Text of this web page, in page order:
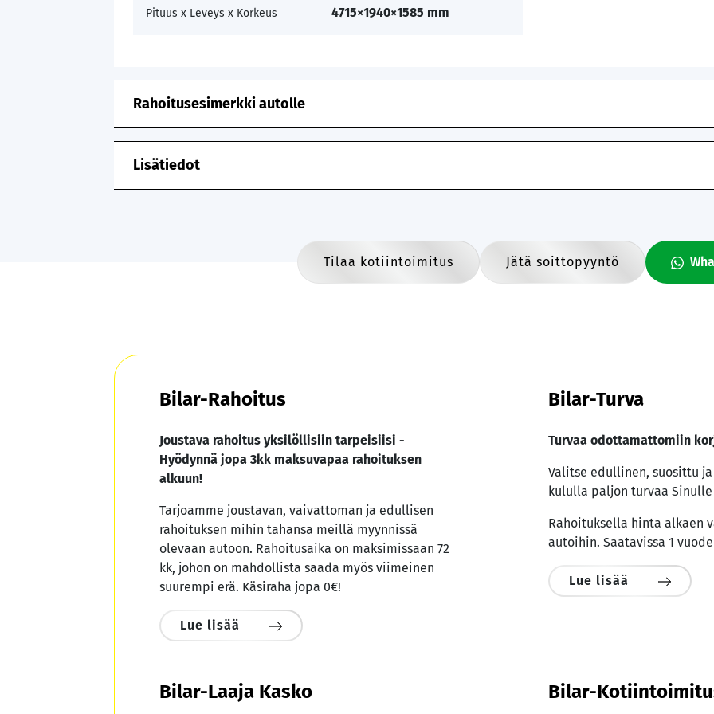
Pituus x Leveys x Korkeus 4715×1940×1585 mm
Rahoitusesimerkki autolle
Lisätiedot
Tilaa kotiintoimitus Jätä soittopyyntö
Bilar-Rahoitus
Joustava rahoitus yksilöllisiin tarpeisiisi -
Hyödynnä jopa 3kk maksuvapaa rahoituksen
alkuun!
Tarjoamme joustavan, vaivattoman ja edullisen
rahoituksen mihin tahansa meillä myynnissä
olevaan autoon. Rahoitusaika on maksimissaan 72
kk, johon on mahdollista saada myös viimeinen
suurempi erä. Käsiraha jopa 0€!
Lue lisää
Bilar-Turva
Turvaa odottamattomiin
Valitse edullinen, suosittu
kululla paljon turvaa
Rahoituksella hinta alkaen
autoihin. Saatavissa 1
Lue lisää
Bilar-Laaja Kasko Bilar-